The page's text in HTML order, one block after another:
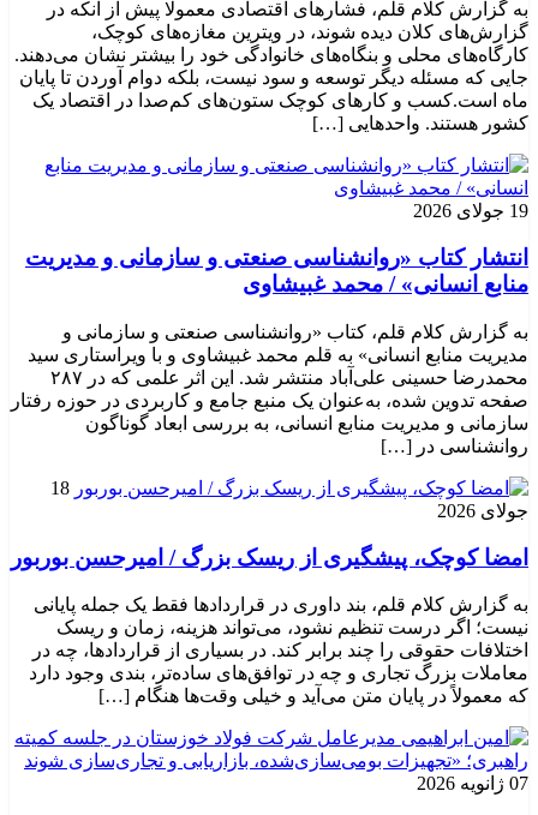
به گزارش کلام قلم، فشارهای اقتصادی معمولا پیش از آنکه در
گزارش‌های کلان دیده شوند، در ویترین مغازه‌های کوچک،
کارگاه‌های محلی و بنگاه‌های خانوادگی خود را بیشتر نشان می‌دهند.
جایی که مسئله دیگر توسعه و سود نیست، بلکه دوام آوردن تا پایان
ماه است.کسب‌ و کارهای کوچک ستون‌های کم‌صدا در اقتصاد یک
کشور هستند. واحدهایی […]
19 جولای 2026
انتشار کتاب «روانشناسی صنعتی و سازمانی و مدیریت
منابع انسانی» / محمد غبیشاوی
به گزارش کلام قلم، کتاب «روانشناسی صنعتی و سازمانی و
مدیریت منابع انسانی» به قلم محمد غبیشاوی و با ویراستاری سید
محمدرضا حسینی علی‌آباد منتشر شد. این اثر علمی که در ۲۸۷
صفحه تدوین شده، به‌عنوان یک منبع جامع و کاربردی در حوزه رفتار
سازمانی و مدیریت منابع انسانی، به بررسی ابعاد گوناگون
روانشناسی در […]
18
جولای 2026
امضا کوچک، پیشگیری از ریسک بزرگ / امیرحسن بوربور
به گزارش کلام قلم، بند داوری در قراردادها فقط یک جمله پایانی
نیست؛ اگر درست تنظیم نشود، می‌تواند هزینه، زمان و ریسک
اختلافات حقوقی را چند برابر کند. در بسیاری از قراردادها، چه در
معاملات بزرگ تجاری و چه در توافق‌های ساده‌تر، بندی وجود دارد
که معمولاً در پایان متن می‌آید و خیلی وقت‌ها هنگام […]
07 ژانویه 2026